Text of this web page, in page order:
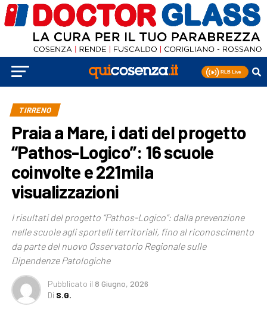
TIRRENO
Praia a Mare, i dati del progetto
“Pathos-Logico”: 16 scuole
coinvolte e 221mila
visualizzazioni
I risultati del progetto “Pathos-Logico”: dalla prevenzione
nelle scuole agli sportelli territoriali, fino al riconoscimento
da parte del nuovo Osservatorio Regionale sulle
Dipendenze Patologiche
Pubblicato il 8 Giugno, 2026
Di S.G.